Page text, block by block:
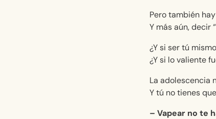
Pero también
Y más aún, decir
¿Y si ser tú
¿Y si lo valiente
La adolescencia
Y tú no tienes
– Vapear no te